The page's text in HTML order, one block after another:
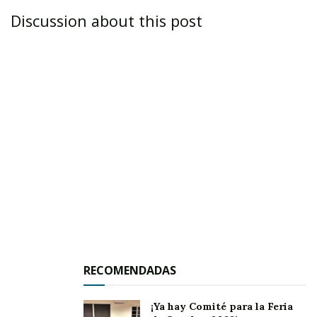
problema para entregar en tiempo y forma a
los regidores el anteproyecto de Ley de
Ingresos 2015.
Discussion about this post
RECOMENDADAS
¡Ya hay Comité para la Feria